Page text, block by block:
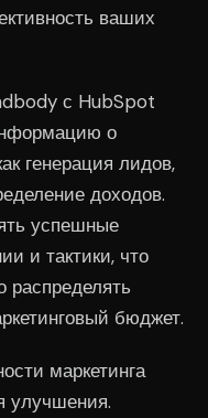
ваших
с HubSpot
о
генерация лидов,
доходов.
успешные
и тактики, что
распределять
бюджет.
маркетинга
улучшения.